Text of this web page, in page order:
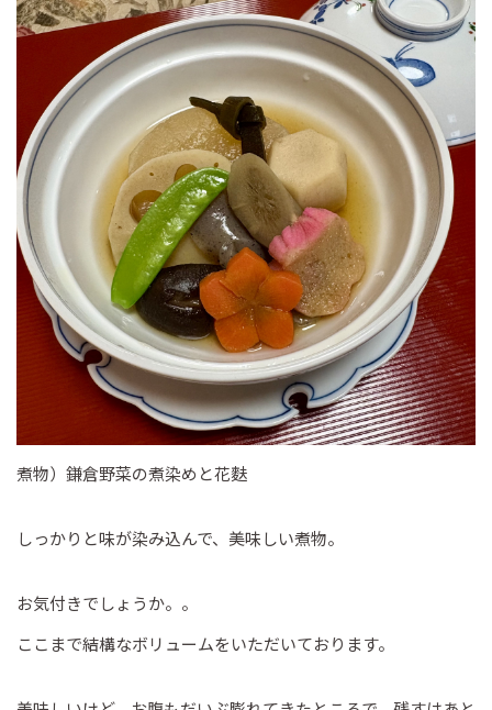
煮物）鎌倉野菜の煮染めと花麩
しっかりと味が染み込んで、美味しい煮物。
お気付きでしょうか。。
ここまで結構なボリュームをいただいております。